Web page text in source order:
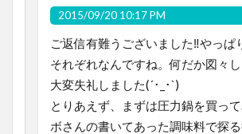
2015/09/20 10:17 PM
ご返信有難うございました‼︎やっぱ
それぞれなんですね。何だか図々し
大変失礼しました(´･_･`)
とりあえず、まずは圧力鍋を買っ
ボさんの書いてあった調味料で探